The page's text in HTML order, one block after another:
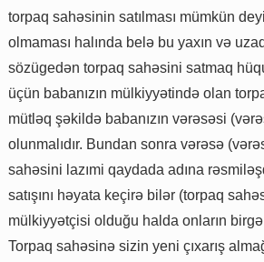
torpaq sahəsinin satılması mümkün
olmaması halında belə bu yaxın və
sözügedən torpaq sahəsini satmaq
üçün babanızın mülkiyyətində olan
mütləq şəkildə babanızın vərəsəsi
olunmalıdır. Bundan sonra vərəsə
sahəsini lazımi qaydada adına
satışını həyata keçirə bilər (torpaq
mülkiyyətçisi olduğu halda onların birgə
Torpaq sahəsinə sizin yeni çıxarış